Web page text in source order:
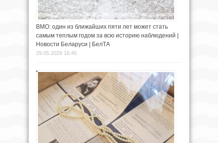
ВМО: один из ближайших пяти лет может стать
самым теплым годом за всю историю наблюдений |
Новости Беларуси | БелТА
29.05.2026 16:45